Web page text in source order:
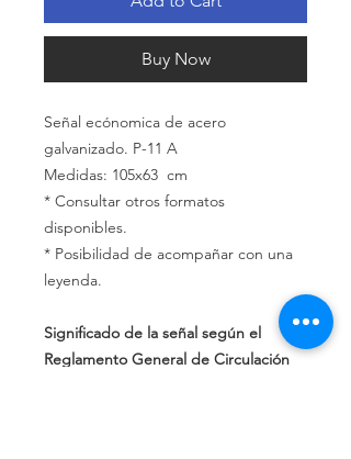
Buy Now
Señal ecónomica de acero
galvanizado. P-11 A
Medidas: 105x63 cm
* Consultar otros formatos
disponibles.
* Posibilidad de acompañar con una
leyenda.
Significado de la señal según el
Reglamento General de Circulación